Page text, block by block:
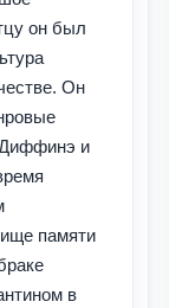
он был
Он
Диффинэ и
памяти
в